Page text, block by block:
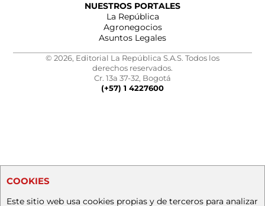
NUESTROS PORTALES
La República
Agronegocios
Asuntos Legales
© 2026, Editorial La República S.A.S. Todos los
derechos reservados.
Cr. 13a 37-32, Bogotá
(+57) 1 4227600
COOKIES
Este sitio web usa cookies propias y de terceros para analizar